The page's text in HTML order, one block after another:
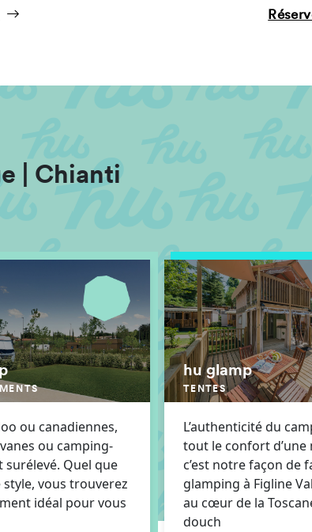
| Chianti
ou canadiennes,
ou camping-
surélevé. Quel que
vous trouverez
idéal pour vous
hu glamp
TENTES
L’authenticité du
tout le confort d’une
c’est notre façon de
glamping à Figline
au cœur de la
douch